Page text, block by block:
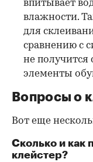
впитывает
влажности.
для
сравнению с
не получится
элементы
Вопросы о
Вот еще
Сколько и как
клейстер?